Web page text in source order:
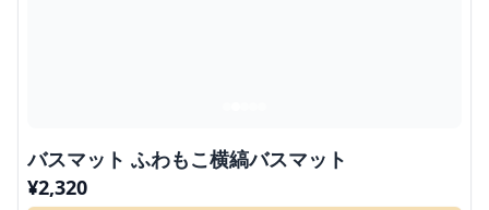
バスマット ふわもこ横縞バスマット
¥2,320